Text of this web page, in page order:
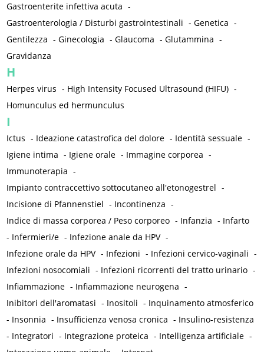
Gastroenterite infettiva acuta -
Gastroenterologia / Disturbi gastrointestinali -Genetica -
Gentilezza -Ginecologia -Glaucoma -Glutammina -
Gravidanza
H
Herpes virus - High Intensity Focused Ultrasound (HIFU) -
Homunculus ed hermunculus
I
Ictus - Ideazione catastrofica del dolore - Identità sessuale -
Igiene intima - Igiene orale - Immagine corporea -
Immunoterapia -
Impianto contraccettivo sottocutaneo all'etonogestrel -
Incisione di Pfannenstiel - Incontinenza -
Indice di massa corporea / Peso corporeo - Infanzia - Infarto
- Infermieri/e - Infezione anale da HPV -
Infezione orale da HPV - Infezioni - Infezioni cervico-vaginali -
Infezioni nosocomiali - Infezioni ricorrenti del tratto urinario -
Infiammazione - Infiammazione neurogena -
Inibitori dell'aromatasi - Inositoli - Inquinamento atmosferico
- Insonnia - Insufficienza venosa cronica - Insulino-resistenza
- Integratori - Integrazione proteica - Intelligenza artificiale -